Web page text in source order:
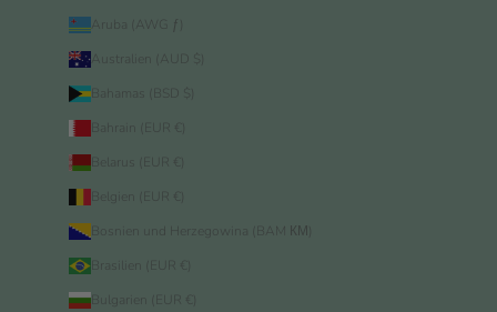
Aruba (AWG ƒ)
Australien (AUD $)
Bahamas (BSD $)
Bahrain (EUR €)
Belarus (EUR €)
Belgien (EUR €)
Bosnien und Herzegowina (BAM КМ)
Brasilien (EUR €)
Bulgarien (EUR €)